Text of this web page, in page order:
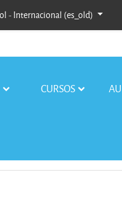
- Internacional ‎(es_old)‎
CURSOS